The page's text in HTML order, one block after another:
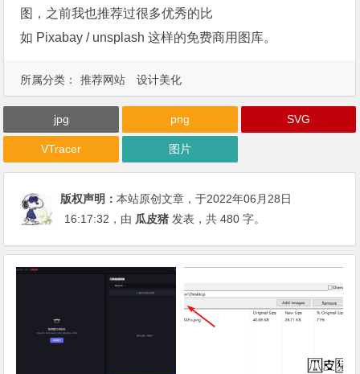
图，之前我也推荐过很多优秀的比
如 Pixabay / unsplash 这样的免费商用图库。
所属分类： 推荐网站 设计美化
jpg png SVG
VTracer 图片
版权声明：本站原创文章，于2022年06月28日
16:17:32 ，由 瓜皮猪 发表，共 480 字。